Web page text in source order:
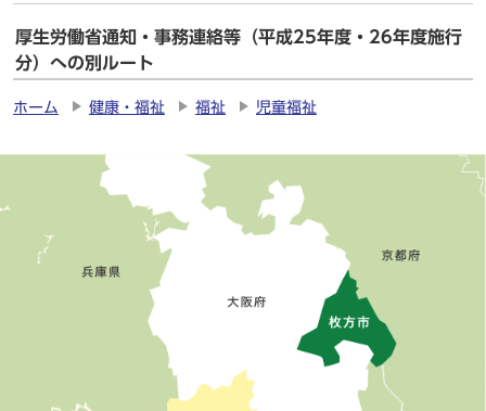
厚生労働省通知・事務連絡等（平成25年度・26年度施行
分）への別ルート
ホーム 健康・福祉 福祉 児童福祉